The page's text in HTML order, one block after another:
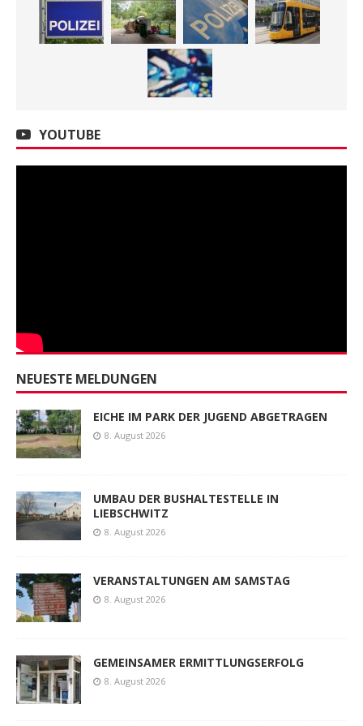
YOUTUBE
NEUESTE MELDUNGEN
EICHE IM PARK DER JUGEND ABGETRAGEN
8. August 2026
UMBAU DER BUSHALTESTELLE IN
LIEBSCHWITZ
8. August 2026
VERANSTALTUNGEN AM SAMSTAG
8. August 2026
GEMEINSAMER ERMITTLUNGSERFOLG
8. August 2026